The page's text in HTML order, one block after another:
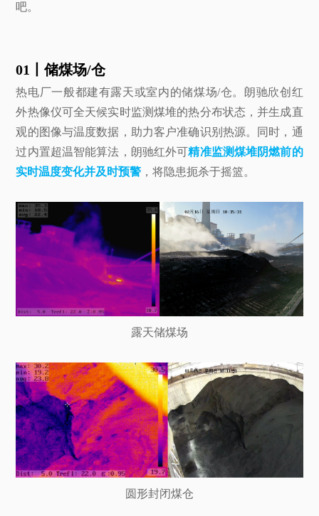
吧。
01丨储煤场/仓
热电厂一般都建有露天或室内的储煤场/仓。朗驰欣创红
外热像仪可全天候实时监测煤堆的热分布状态，并生成直
观的图像与温度数据，助力客户准确识别热源。同时，通
过内置超温智能算法，朗驰红外可精准监测煤堆阴燃前的
实时温度变化并及时预警 ，将隐患扼杀于摇篮。
露天储煤场
圆形封闭煤仓